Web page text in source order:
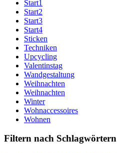
Start1
Start2
Start3
Start4
Sticken
Techniken
Upcycling
Valentinstag
Wandgestaltung
Weihnachten
Weihnachten
Winter
Wohnaccessoires
Wohnen
Filtern nach Schlagwörtern